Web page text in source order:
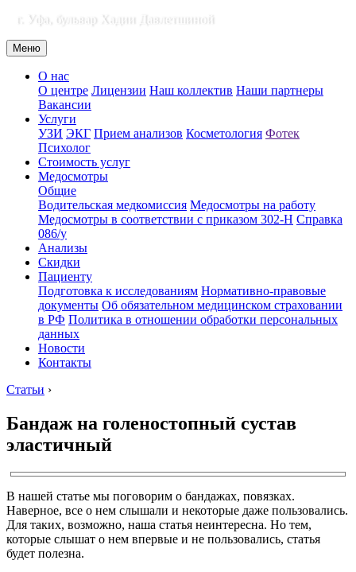
г. Уфа, бульвар Хадии Давлетшиной
Меню
О нас
О центре Лицензии Наш коллектив Наши партнеры
Вакансии
Услуги
УЗИ ЭКГ Прием анализов Косметология Фотек
Психолог
Стоимость услуг
Медосмотры
Общие
Водительская медкомиссия Медосмотры на работу
Медосмотры в соответствии с приказом 302-Н Справка
086/у
Анализы
Скидки
Пациенту
Подготовка к исследованиям Нормативно-правовые
документы Об обязательном медицинском страховании
в РФ Политика в отношении обработки персональных
данных
Новости
Контакты
Статьи ›
Бандаж на голеностопный сустав
эластичный
В нашей статье мы поговорим о бандажах, повязках.
Наверное, все о нем слышали и некоторые даже пользовались.
Для таких, возможно, наша статья неинтересна. Но тем,
которые слышат о нем впервые и не пользовались, статья
будет полезна.